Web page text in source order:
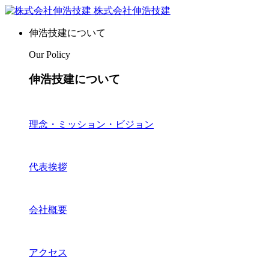
株式会社伸浩技建
伸浩技建について
Our Policy
伸浩技建について
理念・ミッション・ビジョン
代表挨拶
会社概要
アクセス